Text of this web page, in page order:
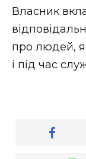
Власник
про людей,
і під час